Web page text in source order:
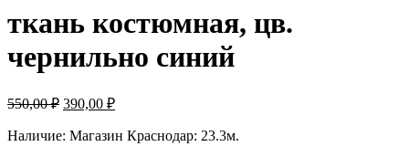
ткань костюмная, цв.
чернильно синий
550,00₽ Первоначальная
составляла
390,00 ₽Текущая
390,00 ₽.
Наличие: Магазин Краснодар: 23.3м.